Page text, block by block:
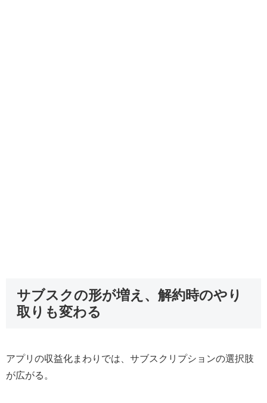
サブスクの形が増え、解約時のやり
取りも変わる
アプリの収益化まわりでは、サブスクリプションの選択肢
が広がる。